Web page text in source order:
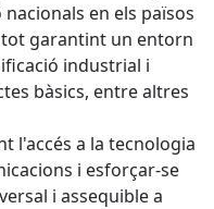
en els països
garantint un entorn
industrial i
bàsics, entre altres
l'accés a la tecnologia
i esforçar-se
i assequible a